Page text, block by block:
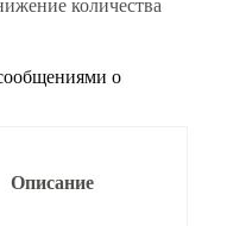
количества
о
Описание